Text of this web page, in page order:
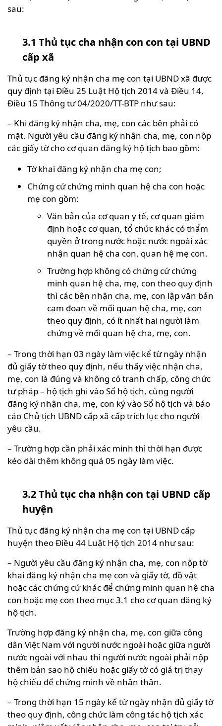
sau:
3.1 Thủ tục cha nhận con con tại UBND
cấp xã
Thủ tục đăng ký nhận cha mẹ con tại UBND xã được
quy định tại Điều 25 Luật Hộ tịch 2014 và Điều 14,
Điều 15 Thông tư 04/2020/TT-BTP như sau:
– Khi đăng ký nhận cha, mẹ, con các bên phải có
mặt. Người yêu cầu đăng ký nhận cha, mẹ, con nộp
các giấy tờ cho cơ quan đăng ký hộ tịch bao gồm:
Tờ khai đăng ký nhận cha mẹ con;
Chứng cứ chứng minh quan hệ cha con hoặc
mẹ con gồm:
Văn bản của cơ quan y tế, cơ quan giám
định hoặc cơ quan, tổ chức khác có thẩm
quyền ở trong nước hoặc nước ngoài xác
nhận quan hệ cha con, quan hệ mẹ con.
Trường hợp không có chứng cứ chứng
minh quan hệ cha, mẹ, con theo quy định
thì các bên nhận cha, mẹ, con lập văn bản
cam đoan về mối quan hệ cha, mẹ, con
theo quy định, có ít nhất hai người làm
chứng về mối quan hệ cha, mẹ, con.
– Trong thời hạn 03 ngày làm việc kể từ ngày nhận
đủ giấy tờ theo quy định, nếu thấy việc nhận cha,
mẹ, con là đúng và không có tranh chấp, công chức
tư pháp – hộ tịch ghi vào Sổ hộ tịch, cùng người
đăng ký nhận cha, mẹ, con ký vào Sổ hộ tịch và báo
cáo Chủ tịch UBND cấp xã cấp trích lục cho người
yêu cầu.
– Trường hợp cần phải xác minh thì thời hạn được
kéo dài thêm không quá 05 ngày làm việc.
3.2 Thủ tục cha nhận con tại UBND cấp
huyện
Thủ tục đăng ký nhận cha mẹ con tại UBND cấp
huyện theo Điều 44 Luật Hộ tịch 2014 như sau:
– Người yêu cầu đăng ký nhận cha, mẹ, con nộp tờ
khai đăng ký nhận cha mẹ con và giấy tờ, đồ vật
hoặc các chứng cứ khác để chứng minh quan hệ cha
con hoặc mẹ con theo mục 3.1 cho cơ quan đăng ký
hộ tịch.
Trường hợp đăng ký nhận cha, mẹ, con giữa công
dân Việt Nam với người nước ngoài hoặc giữa người
nước ngoài với nhau thì người nước ngoài phải nộp
thêm bản sao hộ chiếu hoặc giấy tờ có giá trị thay
hộ chiếu để chứng minh về nhân thân.
– Trong thời hạn 15 ngày kể từ ngày nhận đủ giấy tờ
theo quy định, công chức làm công tác hộ tịch xác